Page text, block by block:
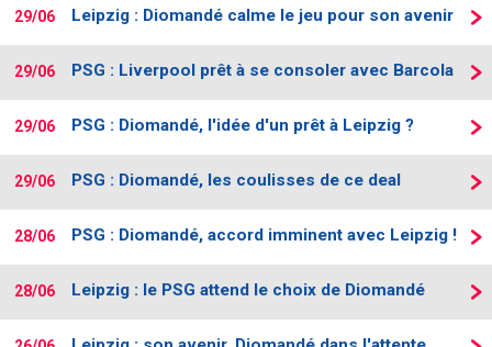
29/06 Leipzig : Diomandé calme le jeu pour son avenir
29/06 PSG : Liverpool prêt à se consoler avec Barcola
29/06 PSG : Diomandé, l'idée d'un prêt à Leipzig ?
29/06 PSG : Diomandé, les coulisses de ce deal
28/06 PSG : Diomandé, accord imminent avec Leipzig !
28/06 Leipzig : le PSG attend le choix de Diomandé